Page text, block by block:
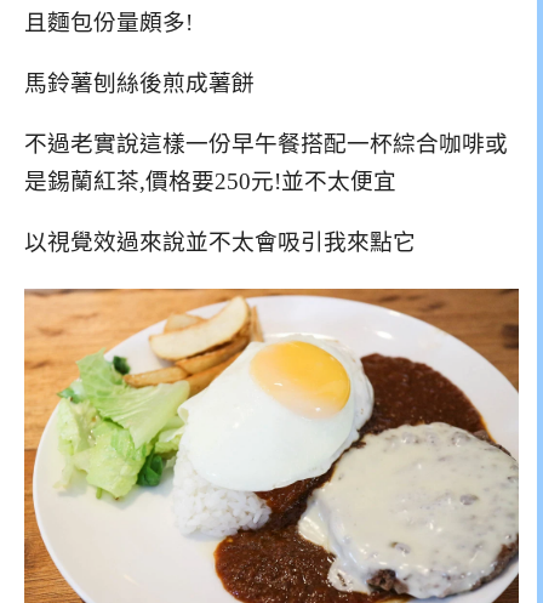
且麵包份量頗多!
馬鈴薯刨絲後煎成薯餅
不過老實說這樣一份早午餐搭配一杯綜合咖啡或
是錫蘭紅茶,價格要250元!並不太便宜
以視覺效過來說並不太會吸引我來點它